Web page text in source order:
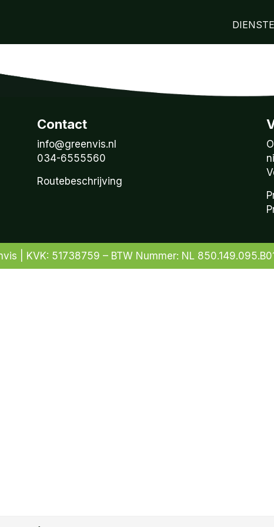
Contact
info@greenvis.nl
034-6555560
Routebeschrijving
| KVK: 51738759 – BTW Nummer: NL